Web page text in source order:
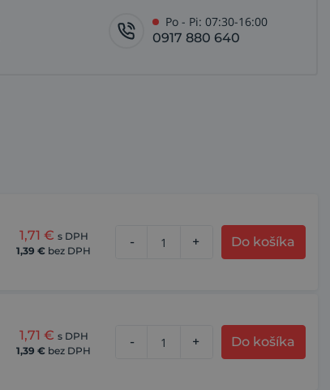
Po - Pi: 07:30-16:00
0917 880 640
1,71 € s DPH
1,39 € bez DPH
- + Do košíka
1,71 € s DPH
1,39 € bez DPH
- + Do košíka